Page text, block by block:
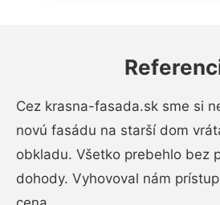
Cez krasna-fasada.sk sme si
novú fasádu na starší dom
obkladu. Všetko prebehlo bez
dohody. Vyhovoval nám